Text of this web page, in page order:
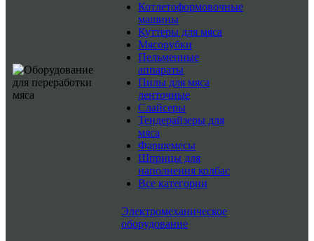
Котлетоформовочные
машины
Куттеры для мяса
Мясорубки
Пельменные
аппараты
Пилы для мяса
ленточные
Слайсеры
Тендерайзеры для
мяса
Фаршемесы
Шприцы для
наполнения колбас
Все категории
Электромеханическое
оборудование